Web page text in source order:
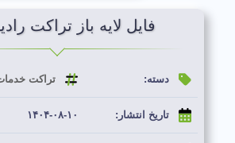
فایل لایه باز تراکت
دسته: تراکت
تاریخ انتشار: ۱۴۰۴-۰۸-۱۰